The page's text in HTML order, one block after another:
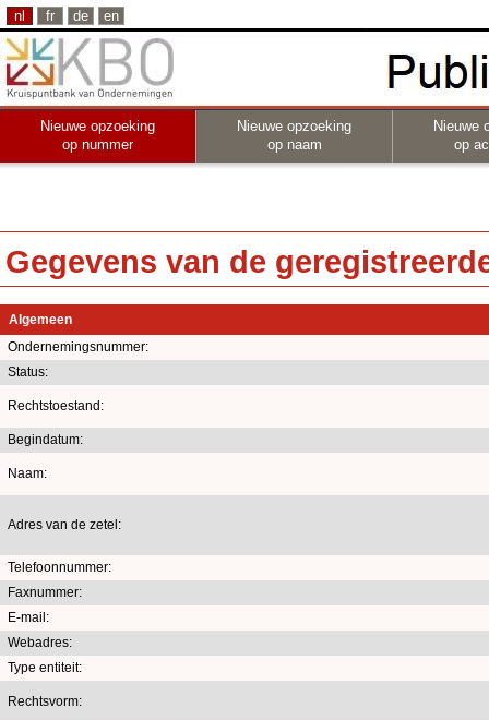
nl fr de en
Nieuwe opzoeking
op nummer
Nieuwe opzoeking
op naam
Nieuwe
op
Gegevens van de
Algemeen
Ondernemingsnummer:
Status:
Rechtstoestand:
Begindatum:
Naam:
Adres van de zetel:
Telefoonnummer:
Faxnummer:
E-mail:
Webadres:
Type entiteit:
Rechtsvorm: